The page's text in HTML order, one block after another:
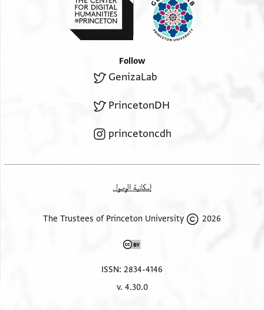
Follow
GenizaLab
PrincetonDH
princetoncdh
إمكانية الوصول
2026 The Trustees of Princeton University
ISSN: 2834-4146
v. 4.30.0